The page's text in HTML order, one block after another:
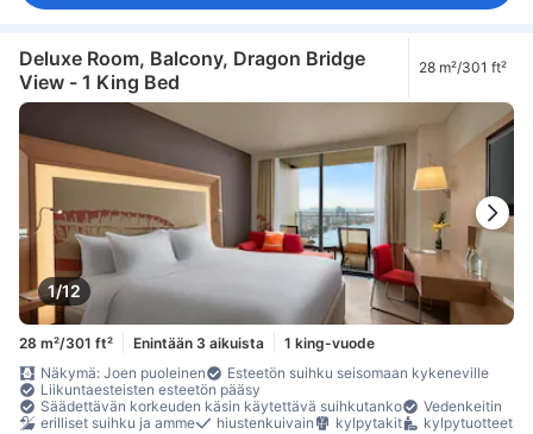
Deluxe Room, Balcony, Dragon Bridge
View - 1 King Bed
28 m²/301 ft²
1/12
28 m²/301 ft² Enintään 3 aikuista
1 king-vuode
Näkymä: Joen puoleinen
Esteetön suihku seisomaan kykeneville
Liikuntaesteisten esteetön pääsy
Säädettävän korkeuden käsin käytettävä suihkutanko
Vedenkeitin
erilliset suihku ja amme
hiustenkuivain kylpytakit
kylpytuotteet